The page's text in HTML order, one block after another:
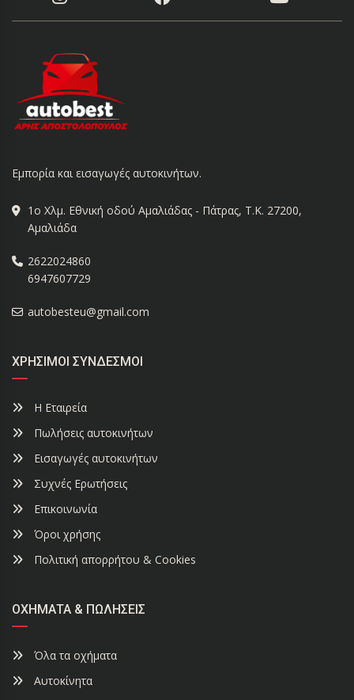
Εμπορία και εισαγωγές αυτοκινήτων.
1ο Χλμ. Εθνική οδού Αμαλιάδας - Πάτρας, Τ.Κ. 27200,
Αμαλιάδα
2622024860
6947607729
autobesteu@gmail.com
ΧΡΉΣΙΜΟΙ ΣΎΝΔΕΣΜΟΙ
Η Εταιρεία
Πωλήσεις αυτοκινήτων
Εισαγωγές αυτοκινήτων
Συχνές Ερωτήσεις
Επικοινωνία
Όροι χρήσης
Πολιτική απορρήτου & Cookies
ΟΧΉΜΑΤΑ & ΠΩΛΉΣΕΙΣ
Όλα τα οχήματα
Αυτοκίνητα